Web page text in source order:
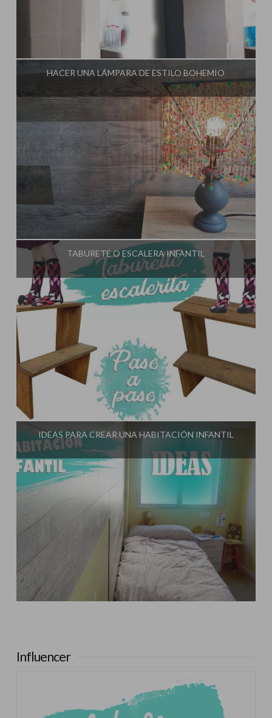
Influencer:
HACER UNA LÁMPARA DE ESTILO BOHEMIO
El Taller de Ire
TABURETE O ESCALERA INFANTIL
Influencer: El Taller de Ire
IDEAS PARA CREAR UNA HABITACIÓN INFANTIL
Influencer: El Taller de Ire
Influencer